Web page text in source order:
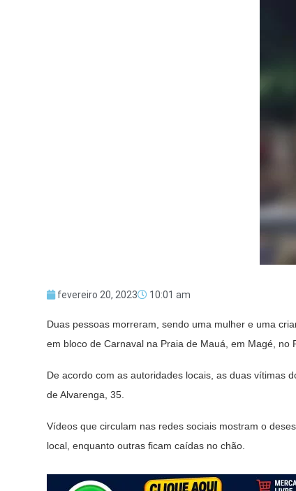
fevereiro 20, 2023 10:01 am
Duas pessoas morreram, sendo uma mulher e uma
em bloco de Carnaval na Praia de Mauá, em Magé, no
De acordo com as autoridades locais, as duas vítimas
de Alvarenga, 35.
Vídeos que circulam nas redes sociais mostram o
local, enquanto outras ficam caídas no chão.